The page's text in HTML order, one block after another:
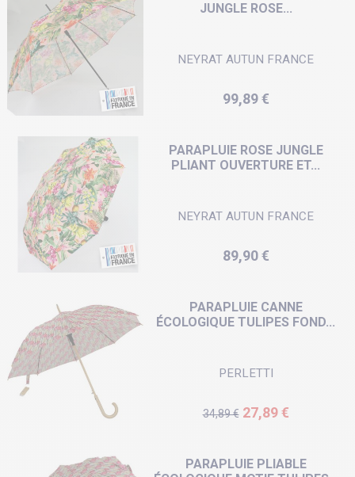
JUNGLE ROSE...
NEYRAT AUTUN FRANCE
Prix
99,89 €
PARAPLUIE ROSE JUNGLE
PLIANT OUVERTURE ET...
NEYRAT AUTUN FRANCE
Prix
89,90 €
PARAPLUIE CANNE
ÉCOLOGIQUE TULIPES FOND...
PERLETTI
Prix de base
34,89 € Prix
27,89 €
PARAPLUIE PLIABLE